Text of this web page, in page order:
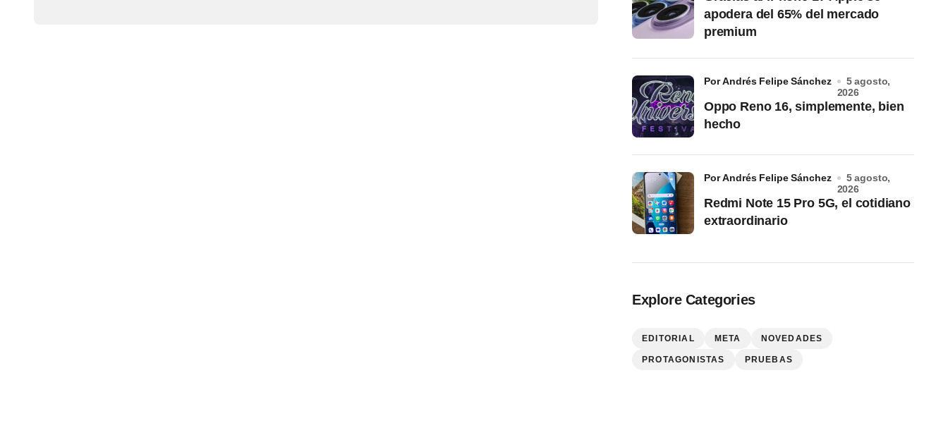
apodera del 65% del mercado
premium
Oppo Reno 16, simplemente, bien
hecho
por Andrés Felipe Sánchez
5 agosto,
2026
Redmi Note 15 Pro 5G, el cotidiano
extraordinario
por Andrés Felipe Sánchez
5 agosto,
2026
Explore Categories
EDITORIAL META NOVEDADES
PROTAGONISTAS PRUEBAS